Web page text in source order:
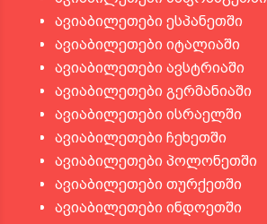
ავიაბილეთები ესპანეთში
ავიაბილეთები იტალიაში
ავიაბილეთები ავსტრიაში
ავიაბილეთები გერმანიაში
ავიაბილეთები ისრაელში
ავიაბილეთები ჩეხეთში
ავიაბილეთები პოლონეთში
ავიაბილეთები თურქეთში
ავიაბილეთები ინდოეთში